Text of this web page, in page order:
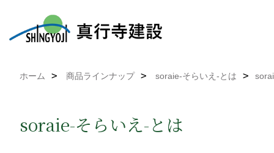
ホーム 商品ラインナップ soraie-そらいえ-とは
soraie-そらいえ-とは